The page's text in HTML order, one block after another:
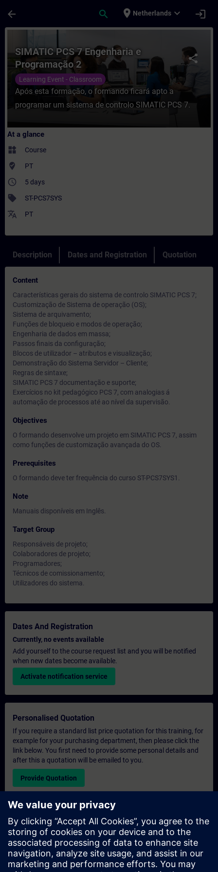
arrow_back search place Netherlands expand_more login
share
SIMATIC PCS 7 Engenharia e
Programação 2
Learning Event - Classroom
Após esta formação, o formando ficará apto a
programar um sistema de controlo SIMATIC PCS 7.
At a glance
widgets Course
where_to_vote PT
access_time 5 days
sell ST-PCS7SYS
translate PT
Description Dates and Registration Quotation
Content
Características gerais do sistema de controlo SIMATIC PCS 7;
Customização de Sistema de operação (OS);
Sistema de arquivamento;
Funções de bloqueio e modos de operação;
Engenharia de dados em massa;
Passos finais da configuração;
Blocos de utilizador – atributos e visualização;
Demonstração do Sistema Servidor – Cliente;
Regras de sintaxe;
SIMATIC PCS 7 documentação e suporte;
Exercícios no kit pedagógico PCS 7, com analogias á
automação de processos até ao nível da supervisão.
Objectives
O formando desenvolve um projeto em SIMATIC PCS 7, assim
como funções de customização avançada do OS.
Prerequisites
O formando deve ter frequência do curso ST-PCS7SYS1.
Note
Manuais disponíveis em Inglês.
Target Group
Responsáveis de projeto;
Colaboradores de projeto;
Programadores;
Técnicos de comissionamento;
Utilizadores do sistema.
Dates And Registration
Currently, no events available
Add yourself to the course request list and you will be notified
when new dates become available.
Activate notification service
Personalised Quotation
If you require a standard list price quotation for this training, for
example for your purchasing department, then please click the
link below. You first need to provide some personal details and
after this a quotation will be emailed to you.
Provide Quotation
Exclusive Training Enquiry
Please complete the enquiry form below if you require a
quotation for an exclusive training course either on-site, virtually
or at our SITRAIN training centre. This type of request would be
suitable for larger groups ( 6 and above). After providing your
contact details and your training requirements, you will receive a